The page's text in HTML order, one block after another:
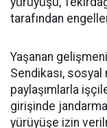
tarafından
Yaşanan
Sendikası, sosyal
paylaşımlarla
girişinde
yürüyüşe izin